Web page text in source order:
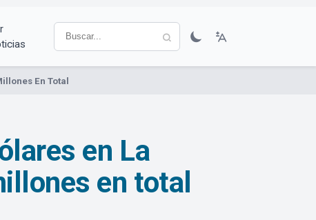
En Total
en La
en total